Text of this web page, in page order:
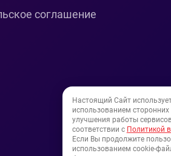
соглашение
©
Настоящий Сайт
использованием
улучшения работы
соответствии с Политикой
Если Вы продолжите
использованием cookie-